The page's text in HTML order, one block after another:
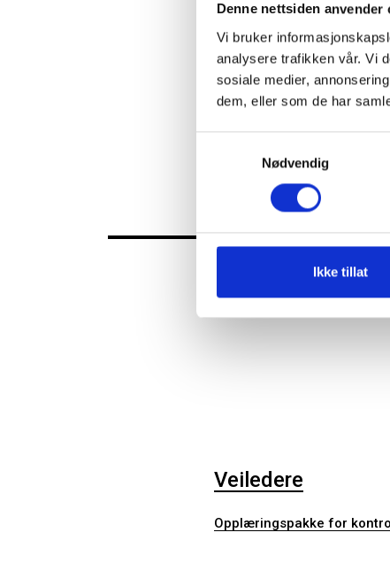
Denne nettsiden anvender
Vi bruker
analysere trafikken vår. Vi
sosiale medier,
dem, eller som de har
Nødvendig
Ikke tillat
Sekretariatskonferansen
19. - 20. mars 2024
Kontrollutvalgslederskolen
del 2 | 5. - 6. februar 2024
Kontrollutvalsdagane i
FKT
Veiledere
Opplæringspakke for